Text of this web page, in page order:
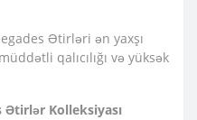
Ətirləri ən yaxşı
qalıcılığı və yüksək
Ətirlər Kolleksiyası